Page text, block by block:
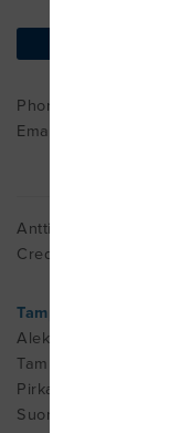
Phone : ++06-4149151
Email:
Antti Haanpää
CredMDT - 2012\nOMT
Tampereen OMT-
Aleksis Kiven katu 18 B
Tampere
Pirkanmaa 33210
Suomi